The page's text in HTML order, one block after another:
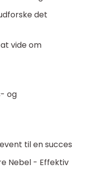
det
vide om
og
til en succes
Nebel - Effektiv